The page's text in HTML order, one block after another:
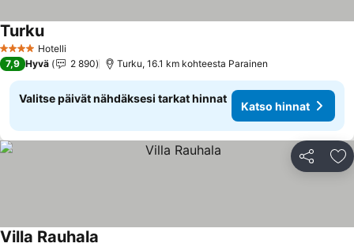
4 Tähtiluokitus
Hotelli
Turku
7,9 Hyvä 2 890 Turku, 16.1 km kohteesta Parainen
Valitse päivät nähdäksesi tarkat hinnat
Katso hinnat
Jaa
Villa Rauhala